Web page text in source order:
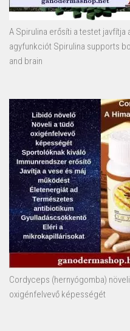
A Spirulina erősíti a testet javfítja
agyfunkciót Spirulina supports
and brain
Cordyceps (hernyógomba)
oxigénfelvevő képességét